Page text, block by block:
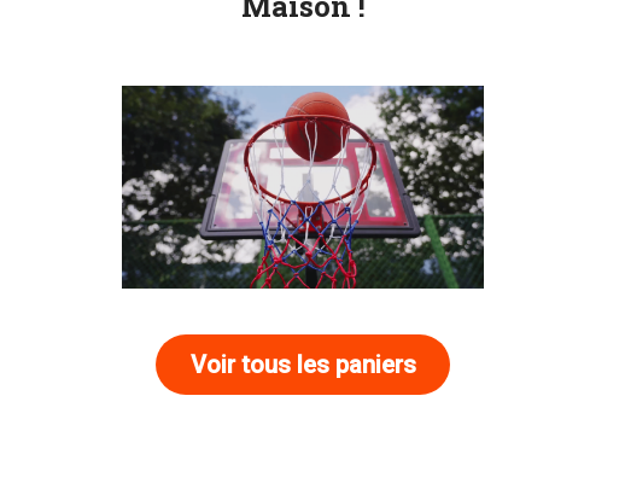
Voir tous les paniers